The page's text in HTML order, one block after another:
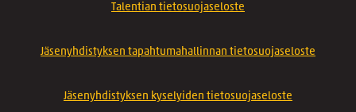
Talentian tietosuojaseloste
Jäsenyhdistyksen tapahtumahallinnan tietosuojaseloste
Jäsenyhdistyksen kyselyiden tietosuojaseloste